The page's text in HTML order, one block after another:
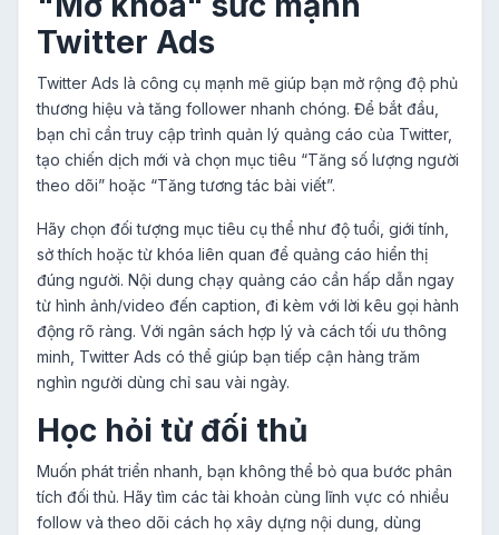
Twitter Ads
Twitter Ads là công cụ mạnh mẽ giúp bạn mở rộng độ phủ
thương hiệu và tăng follower nhanh chóng. Để bắt đầu,
bạn chỉ cần truy cập trình quản lý quảng cáo của Twitter,
tạo chiến dịch mới và chọn mục tiêu “Tăng số lượng người
theo dõi” hoặc “Tăng tương tác bài viết”.
Hãy chọn đối tượng mục tiêu cụ thể như độ tuổi, giới tính,
sở thích hoặc từ khóa liên quan để quảng cáo hiển thị
đúng người. Nội dung chạy quảng cáo cần hấp dẫn ngay
từ hình ảnh/video đến caption, đi kèm với lời kêu gọi hành
động rõ ràng. Với ngân sách hợp lý và cách tối ưu thông
minh, Twitter Ads có thể giúp bạn tiếp cận hàng trăm
nghìn người dùng chỉ sau vài ngày.
Học hỏi từ đối thủ
Muốn phát triển nhanh, bạn không thể bỏ qua bước phân
tích đối thủ. Hãy tìm các tài khoản cùng lĩnh vực có nhiều
follow và theo dõi cách họ xây dựng nội dung, dùng